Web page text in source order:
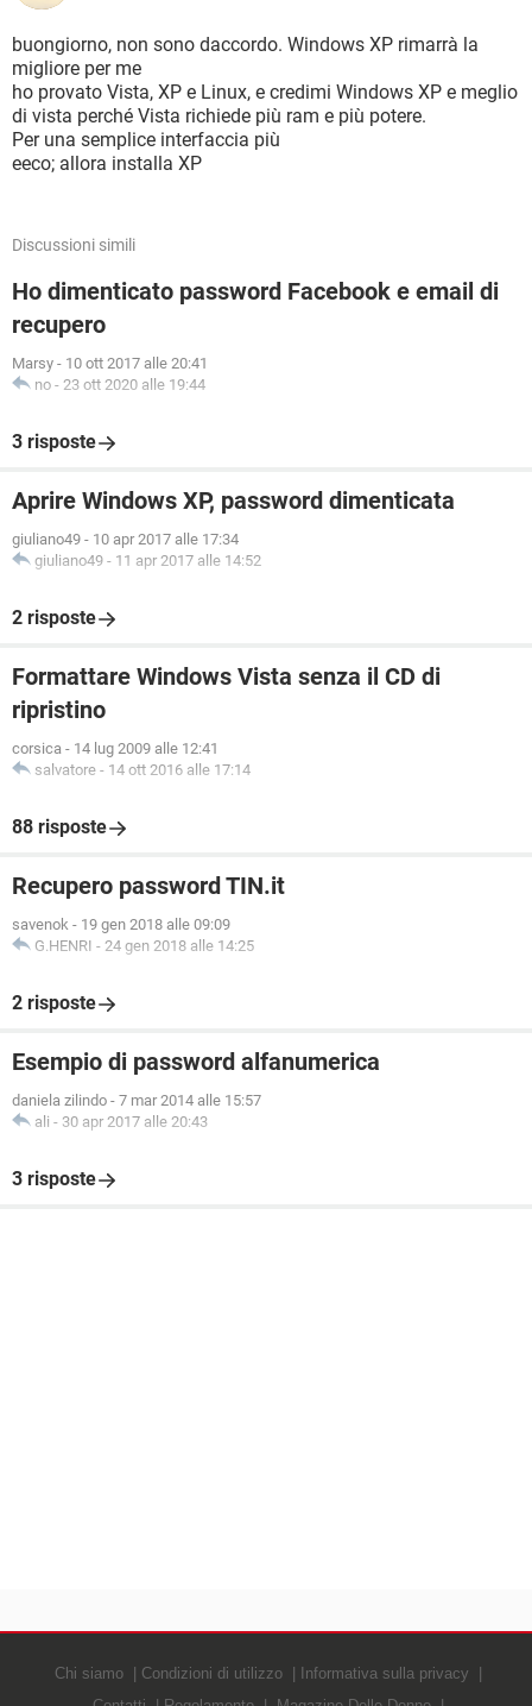
buongiorno, non sono daccordo. Windows XP rimarrà la
migliore per me
ho provato Vista, XP e Linux, e credimi Windows XP e meglio
di vista perché Vista richiede più ram e più potere.
Per una semplice interfaccia più
eeco; allora installa XP
Discussioni simili
Ho dimenticato password Facebook e email di
recupero
Marsy - 10 ott 2017 alle 20:41
no - 23 ott 2020 alle 19:44
3 risposte
Aprire Windows XP, password dimenticata
giuliano49 - 10 apr 2017 alle 17:34
giuliano49 - 11 apr 2017 alle 14:52
2 risposte
Formattare Windows Vista senza il CD di
ripristino
corsica - 14 lug 2009 alle 12:41
salvatore - 14 ott 2016 alle 17:14
88 risposte
Recupero password TIN.it
savenok - 19 gen 2018 alle 09:09
G.HENRI - 24 gen 2018 alle 14:25
2 risposte
Esempio di password alfanumerica
daniela zilindo - 7 mar 2014 alle 15:57
ali - 30 apr 2017 alle 20:43
3 risposte
Chi siamo Condizioni di utilizzo
Informativa sulla privacy